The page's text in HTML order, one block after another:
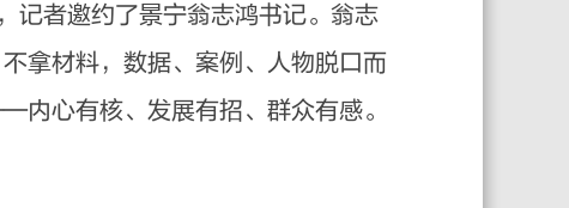
者邀约了景宁翁志鸿书记。翁志
拿材料，数据、案例、人物脱口而
心有核、发展有招、群众有感。